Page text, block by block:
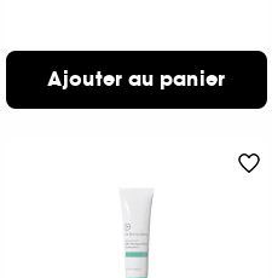
Ajouter au panier